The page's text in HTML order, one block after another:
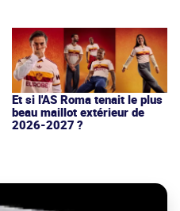
Et si l'AS Roma tenait le plus
beau maillot extérieur de
2026-2027 ?